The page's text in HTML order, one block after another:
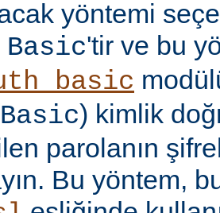
yöntemi
Basic'tir ve bu
Basic) kimlik
parolanın
Bu yöntem,